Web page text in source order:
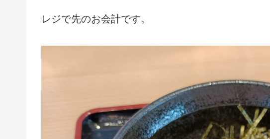
レジで先のお会計です。